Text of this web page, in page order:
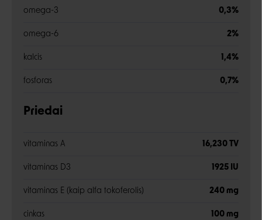
omega-3 0,3%
omega-6 2%
kalcis 1,4%
fosforas 0,7%
Priedai
vitaminas A 16,230 TV
vitaminas D3 1925 IU
vitaminas E (kaip alfa tokoferolis) 240 mg
cinkas 100 mg